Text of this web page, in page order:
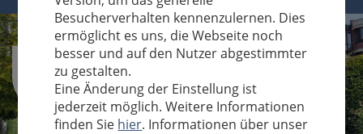
Besucherverhalten kennenzulernen. Dies
ermöglicht es uns, die Webseite noch
besser und auf den Nutzer abgestimmter
zu gestalten.
Eine Änderung der Einstellung ist
jederzeit möglich. Weitere Informationen
finden Sie hier. Informationen über unser